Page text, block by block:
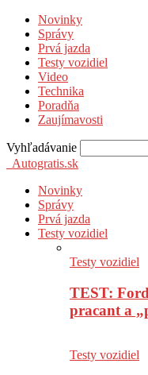
Novinky
Správy
Prvá jazda
Testy vozidiel
Video
Technika
Poradňa
Zaujímavosti
Vyhľadávanie
Autogratis.sk
Novinky
Správy
Prvá jazda
Testy vozidiel
Testy vozidiel
TEST:
pracant a
Testy vozidiel